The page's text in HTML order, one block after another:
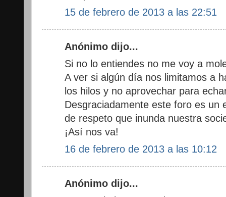
15 de febrero de 2013 a las 22:51
Anónimo dijo...
Si no lo entiendes no me voy a
A ver si algún día nos limitamos a
los hilos y no aprovechar para
Desgraciadamente este foro es un
de respeto que inunda nuestra
¡Así nos va!
16 de febrero de 2013 a las 10:12
Anónimo dijo...